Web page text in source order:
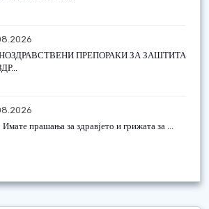
ПРЕПОРАКИ ЗА ЗАШТИТА
прашања за здравјето и грижата за ...